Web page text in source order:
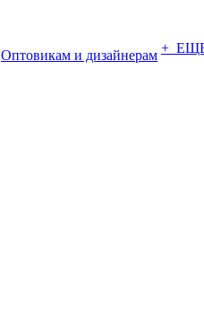
Оптовикам и дизайнерам +